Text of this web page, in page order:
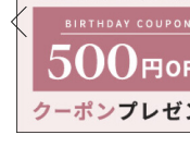
エコメイト
ナチュラプラス
アルマウィン